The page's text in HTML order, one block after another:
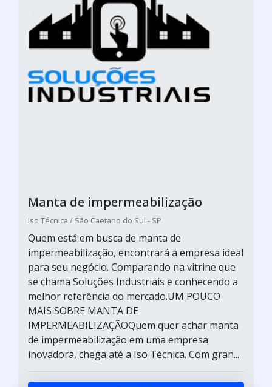
Manta de impermeabilização
Iso Técnica / São Caetano do Sul - SP
Quem está em busca de manta de
impermeabilização, encontrará a empresa ideal
para seu negócio. Comparando na vitrine que
se chama Soluções Industriais e conhecendo a
melhor referência do mercado.UM POUCO
MAIS SOBRE MANTA DE
IMPERMEABILIZAÇÃOQuem quer achar manta
de impermeabilização em uma empresa
inovadora, chega até a Iso Técnica. Com gran...